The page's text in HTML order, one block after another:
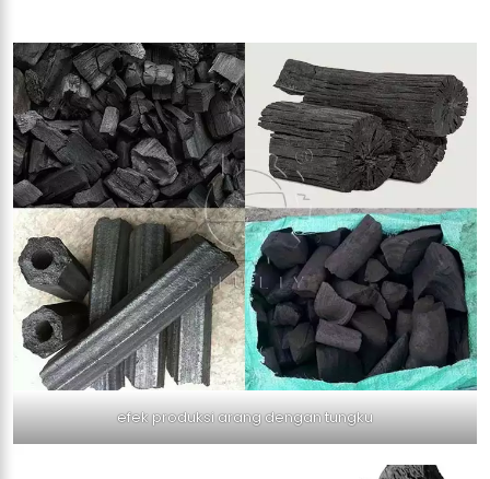
efek produksi arang dengan tungku